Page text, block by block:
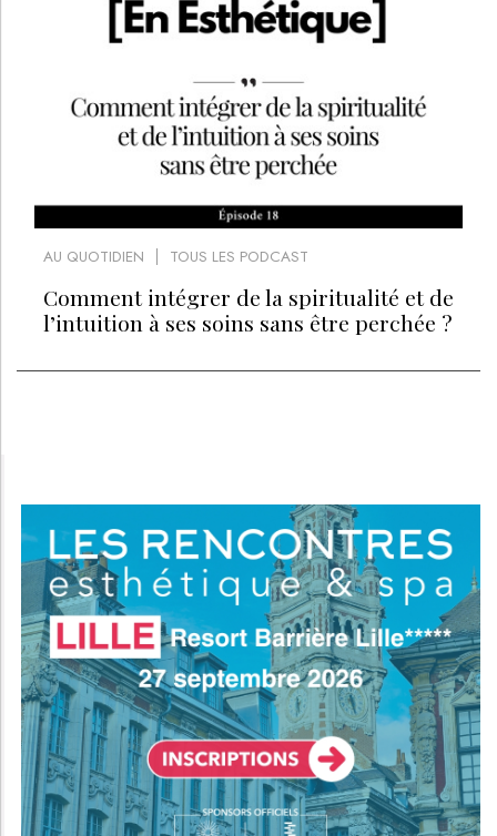
AU QUOTIDIEN TOUS LES PODCAST
Comment intégrer de la spiritualité et de
l’intuition à ses soins sans être perchée ?